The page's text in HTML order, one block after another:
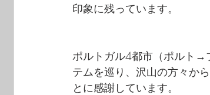
印象に残っています。
ポルトガル4都市（ポルト
テムを巡り、沢山の方々か
とに感謝しています。